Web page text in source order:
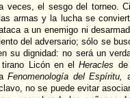
veces, el sesgo del torneo.
armas y la lucha se
a un enemigo ni
del adversario; sólo se
su dignidad: no será un
Licón en elHeracles
Fenomenología del Espíritu,
no se puede evitar